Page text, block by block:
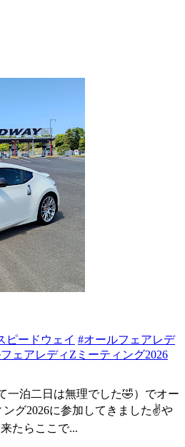
ピードウェイ #オールフェアレデ
ェアレディZミーティング2026
一泊二日は無理でした🤣）でオー
グ2026に参加してきました✌️や
たらここで...